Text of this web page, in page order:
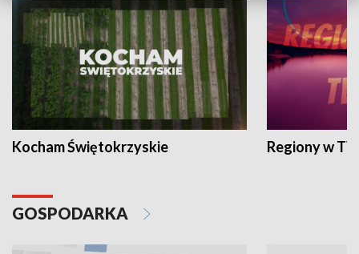
Kocham Świętokrzyskie Regiony w
GOSPODARKA